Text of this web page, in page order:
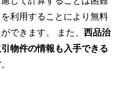
を利用することにより無料
できます。 また、 西品治
物件の情報も入手できる
。